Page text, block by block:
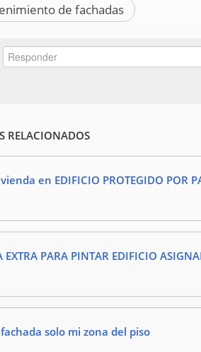
de fachadas
RELACIONADOS
en EDIFICIO PROTEGIDO POR
EXTRA PARA PINTAR EDIFICIO
solo mi zona del piso